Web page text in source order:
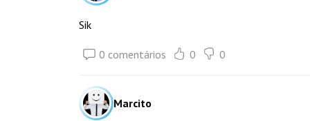
Sik
0 comentários 0 0
Marcito